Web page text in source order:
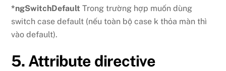
*ngSwitchDefault Trong trường hợp muốn dùng
switch case default (nếu toàn bộ case k thỏa màn thì
vào default).
5. Attribute directive